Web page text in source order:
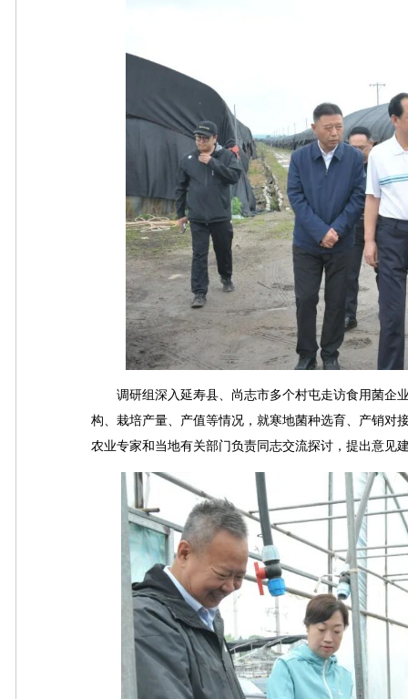
调研组深入延寿县、尚志市多个村屯走访食用菌企
构、栽培产量、产值等情况，就寒地菌种选育、产销对
农业专家和当地有关部门负责同志交流探讨，提出意见